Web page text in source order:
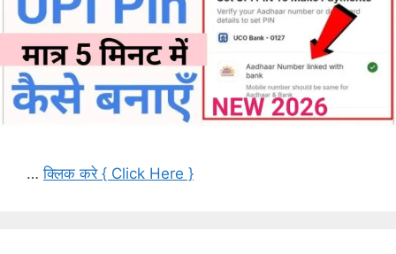
…क्लिक करे { Click Here }